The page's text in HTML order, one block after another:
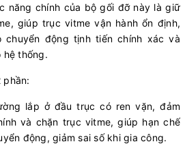
năng chính của bộ gối đỡ này là giữ
giúp trục vitme vận hành ổn định,
chuyển động tịnh tiến chính xác và
hệ thống.
phần:
lắp ở đầu trục có ren vặn, đảm
và chặn trục vitme, giúp hạn chế
động, giảm sai số khi gia công.